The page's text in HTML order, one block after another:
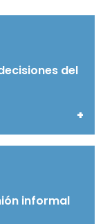
del
+
informal